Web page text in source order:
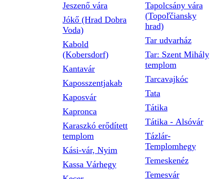
Jeszenő vára
Jókő (Hrad Dobra
Voda)
Kabold
(Kobersdorf)
Kantavár
Kaposszentjakab
Kaposvár
Kapronca
Karaszkó erődített
templom
Kási-vár, Nyim
Kassa Várhegy
Tapolcsány vára
(Topoľčiansky
hrad)
Tar udvarház
Tar: Szent Mihály
templom
Tarcavajkóc
Tata
Tátika
Tátika - Alsóvár
Tázlár-
Templomhegy
Temeskenéz
Temesvár